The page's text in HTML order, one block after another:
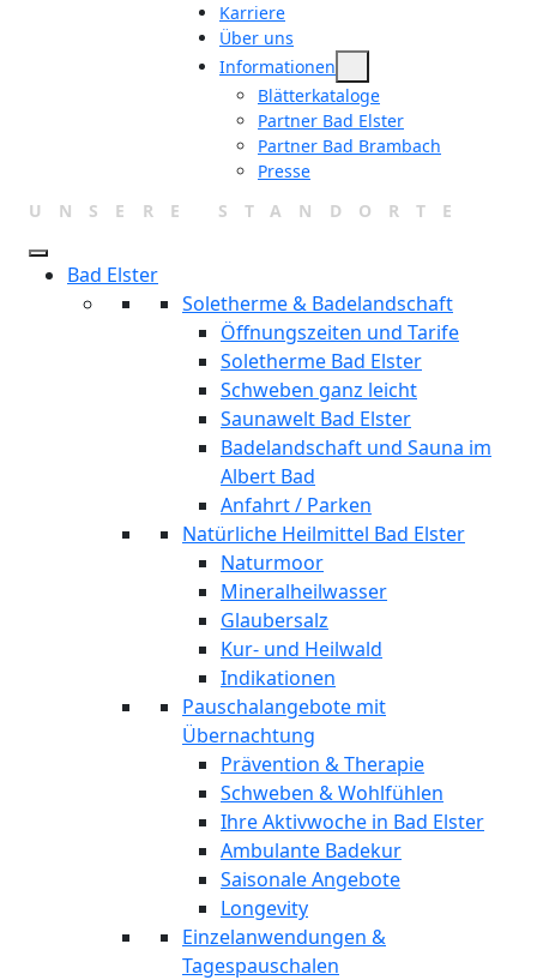
Karriere
Über uns
Informationen
Blätterkataloge
Partner Bad Elster
Partner Bad Brambach
Presse
UNSERE STANDORTE
Bad Elster
Soletherme & Badelandschaft
Öffnungszeiten und Tarife
Soletherme Bad Elster
Schweben ganz leicht
Saunawelt Bad Elster
Badelandschaft und Sauna im
Albert Bad
Anfahrt / Parken
Natürliche Heilmittel Bad Elster
Naturmoor
Mineralheilwasser
Glaubersalz
Kur- und Heilwald
Indikationen
Pauschalangebote mit
Übernachtung
Prävention & Therapie
Schweben & Wohlfühlen
Ihre Aktivwoche in Bad Elster
Ambulante Badekur
Saisonale Angebote
Longevity
Einzelanwendungen &
Tagespauschalen